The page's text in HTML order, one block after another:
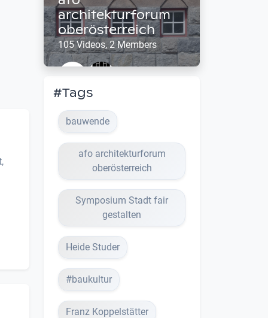
architekturforum
oberösterreich
105 Videos, 2 Members
#Tags
bauwende
afo architekturforum
oberösterreich
Symposium Stadt fair
gestalten
Heide Studer
#baukultur
Franz Koppelstätter